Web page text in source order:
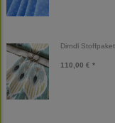
Dirndl
110,00 € *